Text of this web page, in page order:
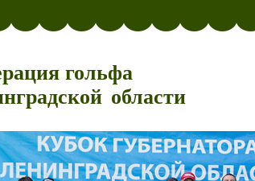
гольфа
области